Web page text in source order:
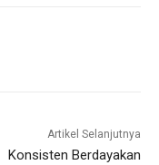
Artikel Selanjutnya
Konsisten Berdayakan